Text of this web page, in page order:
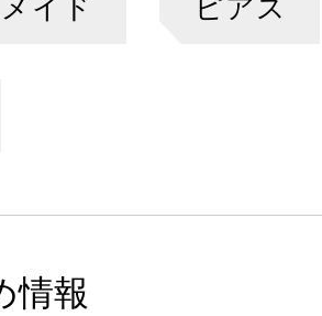
イド ピアス
情報